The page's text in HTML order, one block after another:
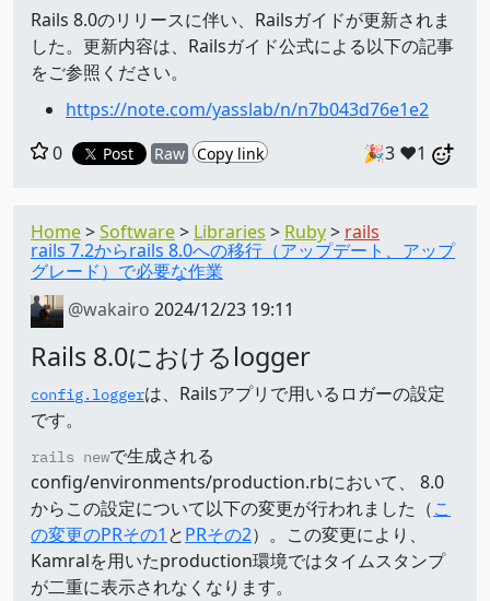
Rails 8.0のリリースに伴い、Railsガイドが更新されま
した。更新内容は、Railsガイド公式による以下の記事
をご参照ください。
https://note.com/yasslab/n/n7b043d76e1e2
0
Post Raw Copy link 🎉3 ❤️1
Home Software Libraries Ruby rails
rails 7.2からrails 8.0への移行（アップデート、アップ
グレード）で必要な作業
@wakairo 2024/12/23 19:11
Rails 8.0におけるlogger
config.loggerは、Railsアプリで用いるロガーの設定
です。
rails newで生成される
config/environments/production.rbにおいて、 8.0
からこの設定について以下の変更が行われました（こ
の変更のPRその1 とPRその2）。この変更により、
Kamralを用いたproduction環境ではタイムスタンプ
が二重に表示されなくなります。